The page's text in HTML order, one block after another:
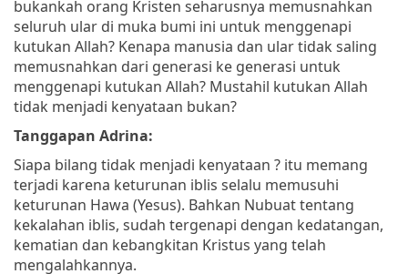
bukankah orang Kristen seharusnya memusnahkan
seluruh ular di muka bumi ini untuk menggenapi
kutukan Allah? Kenapa manusia dan ular tidak saling
memusnahkan dari generasi ke generasi untuk
menggenapi kutukan Allah? Mustahil kutukan Allah
tidak menjadi kenyataan bukan?
Tanggapan Adrina:
Siapa bilang tidak menjadi kenyataan ? itu memang
terjadi karena keturunan iblis selalu memusuhi
keturunan Hawa (Yesus). Bahkan Nubuat tentang
kekalahan iblis, sudah tergenapi dengan kedatangan,
kematian dan kebangkitan Kristus yang telah
mengalahkannya.